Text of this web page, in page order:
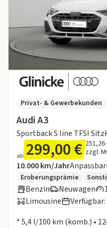
Audi A3
Sportback S line TFSI
Privat- & Gewerbekunden
ab 299,00 € 251,26
zzgl.
Angebotsdetails:
Inklusive Laufleistung
10.000 km/JahrAnpassbar
Zusätzliche
Eroberungsprämie
Benzin Neuwagen
Limousine
* 5,4 l/100 km (komb.) •